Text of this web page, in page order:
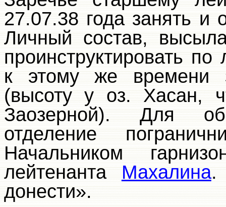
27.07.38 года занять и
Личный состав,
проинструктировать
к этому же времени
(высоту у оз. Хасан,
Заозерной). Для
отделение
Начальником
лейтенанта Махалина.
донести».